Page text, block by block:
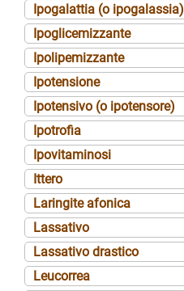
Ipogalattia (o ipogalassia)
Ipoglicemizzante
Ipolipemizzante
Ipotensione
Ipotensivo (o ipotensore)
Ipotrofia
Ipovitaminosi
Ittero
Laringite afonica
Lassativo
Lassativo drastico
Leucorrea